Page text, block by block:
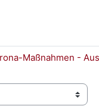
Maßnahmen -